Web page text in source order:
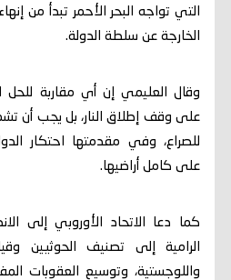
التي تواجه البحر الأحمر تبدأ من
الخارجة عن سلطة الدولة.
وقال العليمي إن أي مقاربة للحل
على وقف إطلاق النار، بل يجب أن
للصراع، وفي مقدمتها احتكار
على كامل أراضيها.
كما دعا الاتحاد الأوروبي إلى
الرامية إلى تصنيف الحوثيين
واللوجستية، وتوسيع العقوبات